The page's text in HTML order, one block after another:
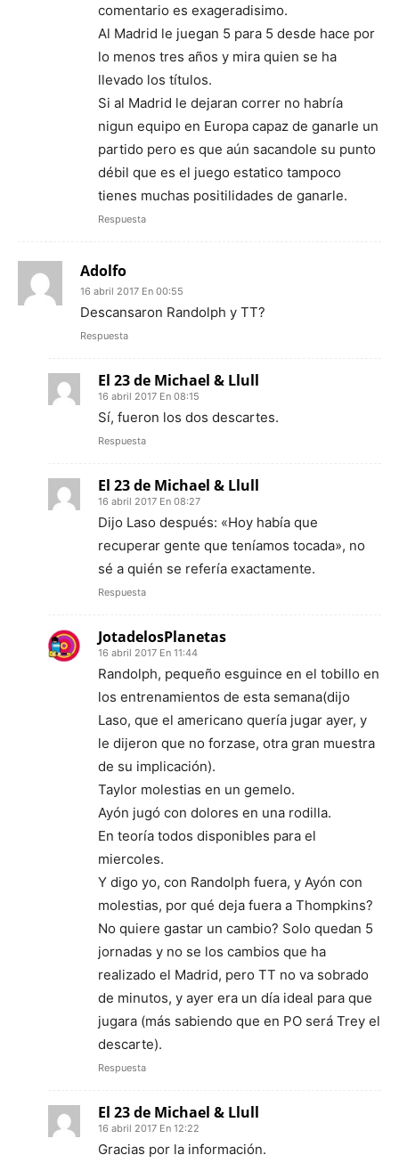
comentario es exageradisimo.
Al Madrid le juegan 5 para 5 desde hace por
lo menos tres años y mira quien se ha
llevado los títulos.
Si al Madrid le dejaran correr no habría
nigun equipo en Europa capaz de ganarle un
partido pero es que aún sacandole su punto
débil que es el juego estatico tampoco
tienes muchas positilidades de ganarle.
Respuesta
Adolfo
16 abril 2017 En 00:55
Descansaron Randolph y TT?
Respuesta
El 23 de Michael & Llull
16 abril 2017 En 08:15
Sí, fueron los dos descartes.
Respuesta
El 23 de Michael & Llull
16 abril 2017 En 08:27
Dijo Laso después: «Hoy había que
recuperar gente que teníamos tocada», no
sé a quién se refería exactamente.
Respuesta
JotadelosPlanetas
16 abril 2017 En 11:44
Randolph, pequeño esguince en el tobillo en
los entrenamientos de esta semana(dijo
Laso, que el americano quería jugar ayer, y
le dijeron que no forzase, otra gran muestra
de su implicación).
Taylor molestias en un gemelo.
Ayón jugó con dolores en una rodilla.
En teoría todos disponibles para el
miercoles.
Y digo yo, con Randolph fuera, y Ayón con
molestias, por qué deja fuera a Thompkins?
No quiere gastar un cambio? Solo quedan 5
jornadas y no se los cambios que ha
realizado el Madrid, pero TT no va sobrado
de minutos, y ayer era un día ideal para que
jugara (más sabiendo que en PO será Trey el
descarte).
Respuesta
El 23 de Michael & Llull
16 abril 2017 En 12:22
Gracias por la información.